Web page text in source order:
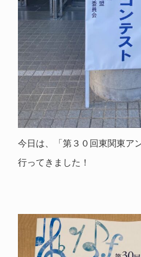
今日は、「第３０回東関東ア
行ってきました！